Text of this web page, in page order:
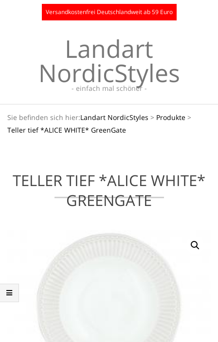
Versandkostenfrei Deutschlandweit ab 59 Euro
Landart
NordicStyles
- einfach mal schöner -
Navigation
Menu
Sie befinden sich hier:Landart NordicStyles > Produkte >
Teller tief *ALICE WHITE* GreenGate
TELLER TIEF *ALICE WHITE*
GREENGATE